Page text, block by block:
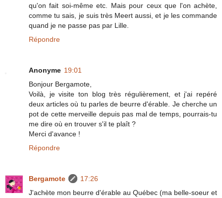
qu'on fait soi-même etc. Mais pour ceux que l'on achète,
comme tu sais, je suis très Meert aussi, et je les commande
quand je ne passe pas par Lille.
Répondre
Anonyme 19:01
Bonjour Bergamote,
Voilà, je visite ton blog très régulièrement, et j'ai repéré
deux articles où tu parles de beurre d'érable. Je cherche un
pot de cette merveille depuis pas mal de temps, pourrais-tu
me dire où en trouver s'il te plaît ?
Merci d'avance !
Répondre
Bergamote
17:26
J'achète mon beurre d'érable au Québec (ma belle-soeur et